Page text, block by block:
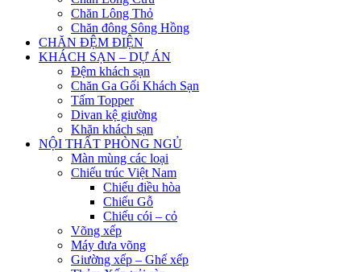
Chăn Lông Thỏ
Chăn đông Sông Hồng
CHĂN ĐỆM ĐIỆN
KHÁCH SẠN – DỰ ÁN
Đệm khách sạn
Chăn Ga Gối Khách Sạn
Tấm Topper
Divan kệ giường
Khăn khách sạn
NỘI THẤT PHÒNG NGỦ
Màn mùng các loại
Chiếu trúc Việt Nam
Chiếu điều hòa
Chiếu Gỗ
Chiếu cói – cỏ
Võng xếp
Máy đưa võng
Giường xếp – Ghế xếp